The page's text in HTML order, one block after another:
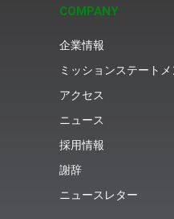
COMPANY
企業情報
ミッションステートメ
アクセス
ニュース
採用情報
謝辞
ニュースレター